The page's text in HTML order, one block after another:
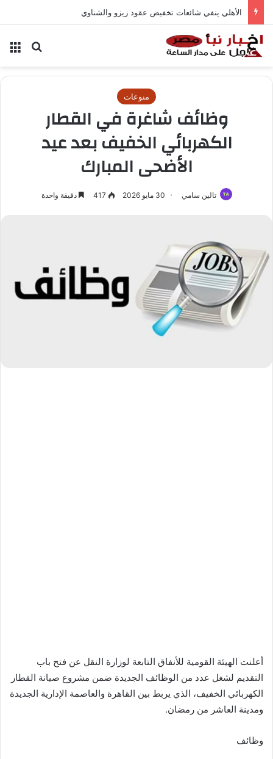
الأهلي ينفي شائعات تخفيض عقود زيزو والشناوي
بحث
منوعات
وظائف شاغرة في القطار
الكهربائي الخفيف بعد عيد
الأضحى المبارك
تالين سامي 30 مايو 2026 417 دقيقة واحدة
أعلنت الهيئة القومية للأنفاق التابعة لوزارة النقل عن فتح باب
التقديم لشغل عدد من الوظائف الجديدة ضمن مشروع صيانة القطار
الكهربائي الخفيف، الذي يربط بين القاهرة والعاصمة الإدارية الجديدة
ومدينة العاشر من رمضان.
وظائف